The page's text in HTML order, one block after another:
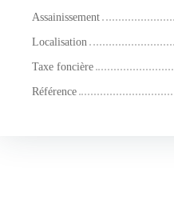
Assainissement
Localisation
Taxe foncière
Référence